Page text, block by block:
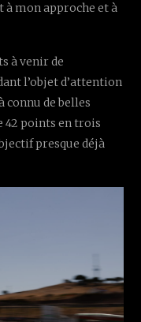
à mon approche et à
à venir de
l’objet d’attention
connu de belles
42 points en trois
presque déjà